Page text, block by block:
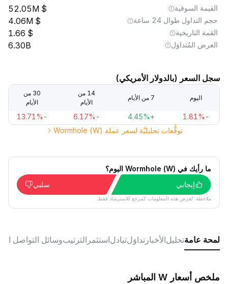
القيمة السوقية 52.05M
حجم التداول طوال 24 ساعة 4.06M
القمة التاريخية 1.66
العرض المُتداوَل 6.30B
سجل السعر (بالدولار الأمريكي)
اليوم 7 من الأيام
14 من
الأيام
30 من
الأيام
-1.81%
+4.45%
-6.17%
-13.71%
توقُّعات تحليليَّة لسعر عملة Wormhole (W)
ما رأيك في Wormhole (W) اليوم؟
إيجابي
سلبي
ملاحظة: تُعرَض هذه المعلومات كمرجع للاسترشاد فقط.
لمحة عامةتحليلالأخبار تداوَلتبادلاستثمر الترتيبوسائل التواصل
ملخص أسعار W المباشر